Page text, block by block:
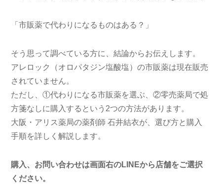
「市販薬で代わりになるものはある？」
そう思って調べている方に、結論からお伝えします。
アレロック（オロパタジン塩酸塩）の市販薬は現在販売
されていません。
ただし、①代わりになる市販薬を選ぶ、②零売薬局で処
方箋なしに購入するという2つの方法があります。
大阪・アリス薬局の薬剤師 石井結衣が、選び方と購入
手順を詳しく解説します。
購入、お問い合わせは画面右のLINEから店舗をご選択
ください。